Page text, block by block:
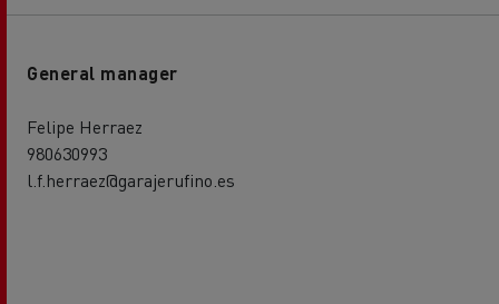
General manager
Felipe Herraez
980630993
l.f.herraez@garajerufino.es